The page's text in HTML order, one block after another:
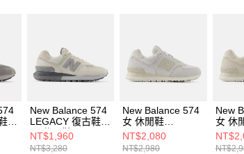
形，恩沛科技股份有限公司將
動。
New Balance 574
LEGACY 復古鞋
男 休閒鞋
U574LGAF-D
NT$1,960
NT$3,280
New Balance 574
女 休閒鞋
WL574CBU-B
NT$2,080
NT$2,980
New
女 休